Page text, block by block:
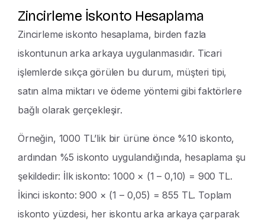
Zincirleme İskonto Hesaplama
Zincirleme iskonto hesaplama, birden fazla
iskontunun arka arkaya uygulanmasıdır. Ticari
işlemlerde sıkça görülen bu durum, müşteri tipi,
satın alma miktarı ve ödeme yöntemi gibi faktörlere
bağlı olarak gerçekleşir.
Örneğin, 1000 TL’lik bir ürüne önce %10 iskonto,
ardından %5 iskonto uygulandığında, hesaplama şu
şekildedir: İlk iskonto: 1000 × (1 – 0,10) = 900 TL.
İkinci iskonto: 900 × (1 – 0,05) = 855 TL. Toplam
iskonto yüzdesi, her iskontu arka arkaya çarparak